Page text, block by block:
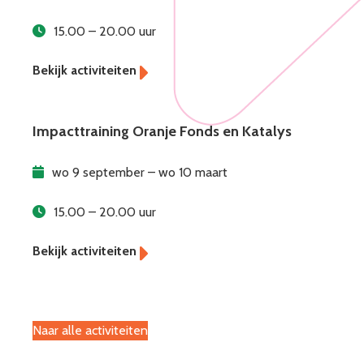
15.00 – 20.00 uur
Impacttraining Oranje Fonds en Katalys
wo 9 september – wo 10 maart
15.00 – 20.00 uur
Naar alle activiteiten